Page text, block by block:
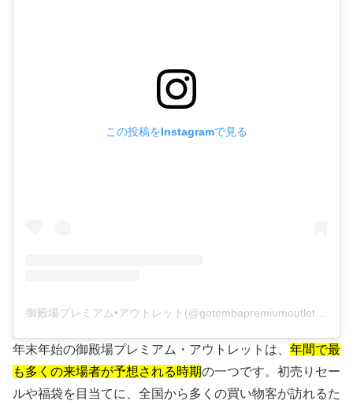
この投稿をInstagramで見る
御殿場プレミアム•アウトレット(@gotembapremiumoutlets)がシェアした投稿
年末年始の御殿場プレミアム・アウトレットは、 年間で最
も多くの来場者が予想される時期の一つです。初売りセー
ルや福袋を目当てに、全国から多くの買い物客が訪れるた